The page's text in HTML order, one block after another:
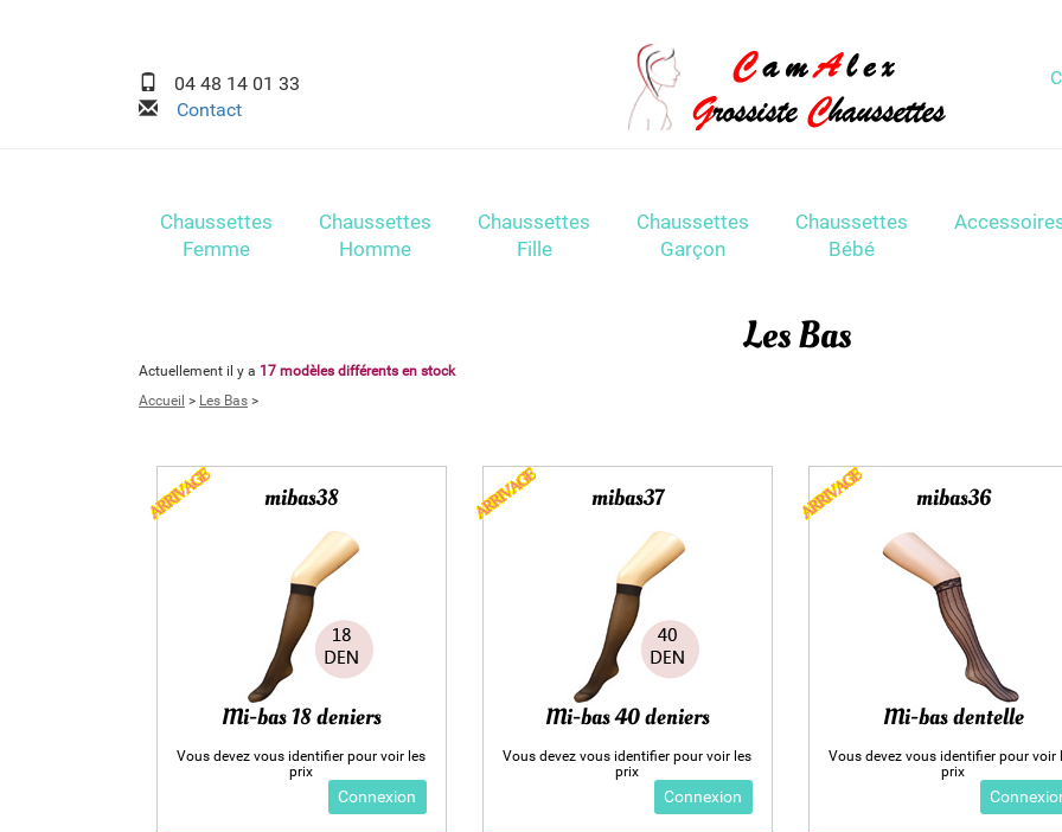
04 48 14 01 33
Contact
Chaussettes
Femme
Chaussettes
Homme
Chaussettes
Fille
Chaussettes
Garçon
Chaussettes
Bébé
Les Bas
Actuellement il y a 17 modèles différents en stock
Accueil > Les Bas >
mibas38
Mi-bas 18 deniers
Vous devez vous identifier pour voir les
prix
Connexion
mibas37
Mi-bas 40 deniers
Vous devez vous identifier pour voir les
prix
Connexion
mibas36
Mi-bas dentelle
Vous devez vous identifier pour voir
prix